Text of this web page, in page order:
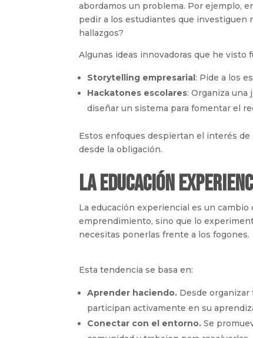
abordamos un problema. Por ejemplo,
pedir a los estudiantes que investiguen
hallazgos?
Algunas ideas innovadoras que he visto
Storytelling empresarial : Pide a los
Hackatones escolares: Organiza
diseñar un sistema para fomentar el
Estos enfoques despiertan el interés
desde la obligación.
La educación
La educación experiencial es un
emprendimiento, sino que lo
necesitas ponerlas frente a los fogones.
Esta tendencia se basa en:
Aprender haciendo. Desde
participan activamente en su
Conectar con el entorno. Se